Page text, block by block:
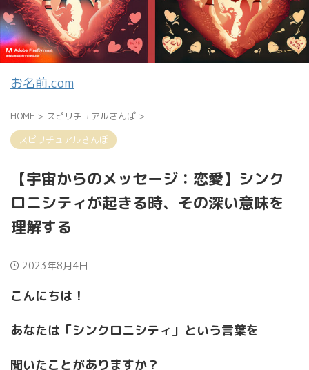
お名前.com
HOME > スピリチュアルさんぽ >
スピリチュアルさんぽ
【宇宙からのメッセージ：恋愛】シンク
ロニシティが起きる時、その深い意味を
理解する
2023年8月4日
こんにちは！
あなたは「シンクロニシティ」という言葉を
聞いたことがありますか？